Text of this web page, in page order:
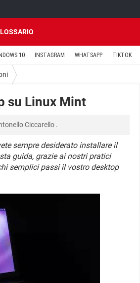
10 INSTAGRAM WHATSAPP TIKTOK
su Linux Mint
Ciccarello .
sempre desiderato installare il
guida, grazie ai nostri pratici
semplici passi il vostro desktop